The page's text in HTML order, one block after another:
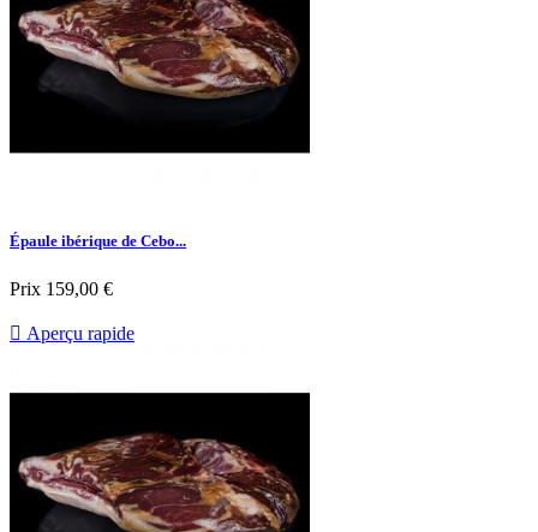
Épaule ibérique de Cebo...
Prix 159,00 €
 Aperçu rapide